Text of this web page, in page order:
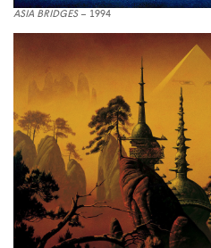
ASIA BRIDGES– 1994